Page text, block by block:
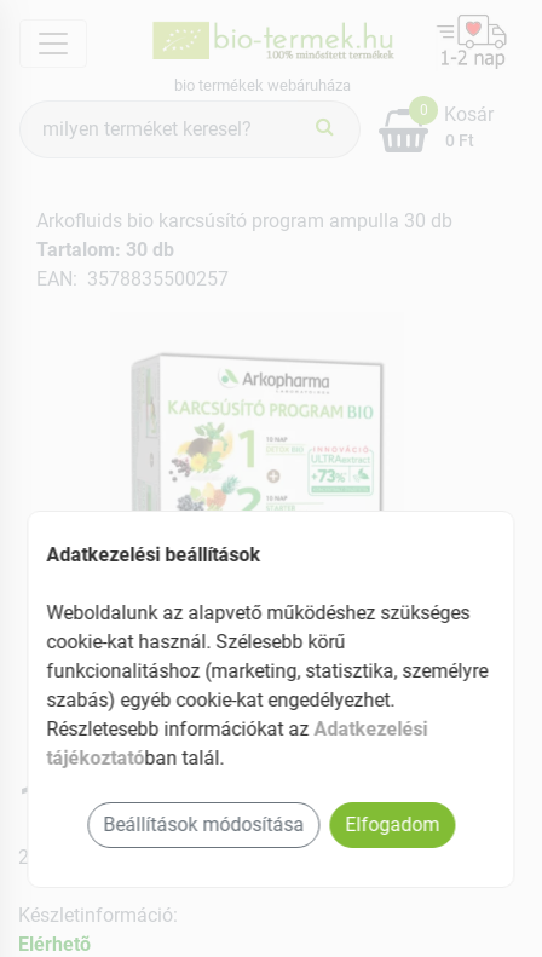
menu
bio termékek webáruháza
keresés
0
0 Ft
Kosár
Arkofluids bio karcsúsító program ampulla 30 db
Tartalom: 30 db
EAN: 3578835500257
13939 Ft
27% ÁFÁ-val , [465 Ft/db]
Készletinformáció:
Elérhetõ
Adatkezelési beállítások
Weboldalunk az alapvető működéshez szükséges
cookie-kat használ. Szélesebb körű
funkcionalitáshoz (marketing, statisztika, személyre
szabás) egyéb cookie-kat engedélyezhet.
Részletesebb információkat azAdatkezelési
tájékoztatóban talál.
Beállítások módosítása Elfogadom